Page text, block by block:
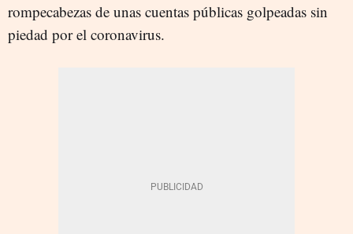
rompecabezas de unas cuentas públicas golpeadas sin
piedad por el coronavirus.